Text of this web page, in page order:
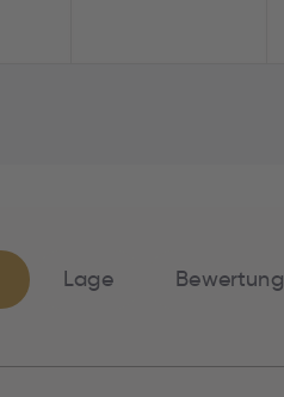
Lage Bewertung